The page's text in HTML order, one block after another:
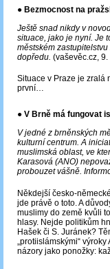
● Bezmocnost na
Ještě snad nikdy v
situace, jako je nyní. Je
městském
dopředu. (vaševěc.cz,
Situace v Praze je zralá
první…
● V Brně má fungovat
V jedné z brněnských
kulturní centrum. A
muslimská oblast, ve
Karasová (ANO)
probouzet vášně.
Někdejší česko-
jde právě o toto. A
muslimy do země kvůli
hlasy. Nejde politikům
Hašek či S. Juránek?
„protiislámskými“
názory jako ponožky: